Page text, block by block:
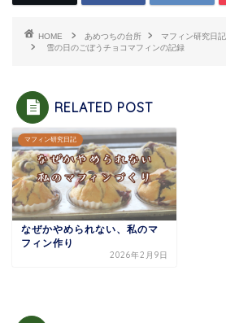
HOME あめつちの台所
マフィン研究日記
雪の日のごぼうチョコマフィンの記録
RELATED POST
マフィン研究日記
なぜかやめられない、私のマ
フィン作り
2026年2月9日